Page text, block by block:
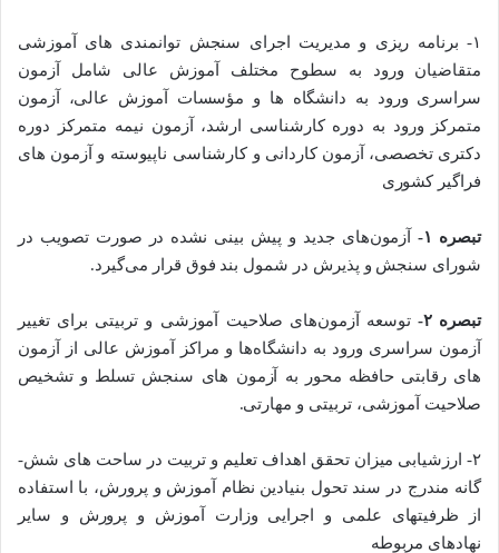
۱- برنامه­ ریزی و مدیریت اجرای سنجش توانمندی ­‌های آموزشی
متقاضیان ورود به­ سطوح مختلف آموزش­ عالی شامل آزمون
سراسری ورود به دانشگاه ­ها و مؤسسات آموزش­ عالی، آزمون
متمرکز ورود به دوره کارشناسی ارشد، آزمون نیمه­ متمرکز دوره
دکتری تخصصی، آزمون کاردانی و کارشناسی­ ناپیوسته و آزمون­ های
فراگیر کشوری
تبصره ۱-
آزمون­‌های­ جدید و پیش ­بینی ­نشده در صورت تصویب در
شورای سنجش­ و پذیرش در شمول بند فوق قرار می­‌گیرد.
تبصره ۲-
توسعه آزمون­‌های صلاحیت آموزشی و تربیتی برای تغییر
آزمون سراسری ورود به دانشگاه­‌ها و مراکز آموزش عالی از آزمون­‌
های رقابتی حافظه­ محور به آزمون ­‌های سنجش تسلط و تشخیص
صلاحیت آموزشی، تربیتی و مهارتی.
۲- ارزشیابی میزان تحقق اهداف تعلیم و تربیت در ساحت­ های شش‌­
گانه مندرج در سند تحول بنیادین نظام آموزش و پرورش، با استفاده
از ظرفیت­های علمی و اجرایی وزارت آموزش و پرورش و سایر
نهاد‌های مربوطه